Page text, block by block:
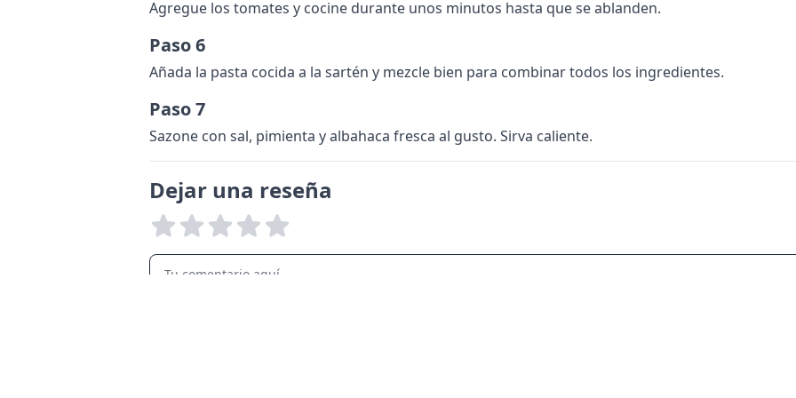
Agregue los tomates y cocine durante unos minutos hasta que se ablanden.
Paso 6
Añada la pasta cocida a la sartén y mezcle bien para combinar todos los ingredientes.
Paso 7
Sazone con sal, pimienta y albahaca fresca al gusto. Sirva caliente.
Dejar una reseña